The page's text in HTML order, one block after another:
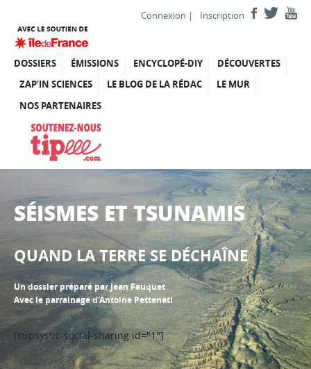
Connexion | Inscription
DOSSIERS ÉMISSIONS ENCYCLOPÉ-DIY
DÉCOUVERTES
ZAP’IN SCIENCES
LE BLOG DE LA RÉDAC
LE MUR
NOS PARTENAIRES
SÉISMES ET TSUNAMIS
QUAND LA TERRE SE DÉCHAÎNE
Un dossier préparé par Jean Fauquet
Avec le parrainage d'Antoine Pettenati
[supsystic-social-sharing id="1"]